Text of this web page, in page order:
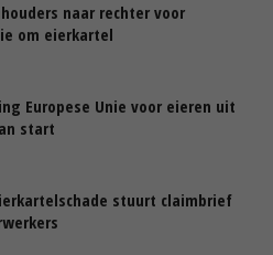
naar rechter voor
om eierkartel
Europese Unie voor eieren uit
start
stuurt claimbrief